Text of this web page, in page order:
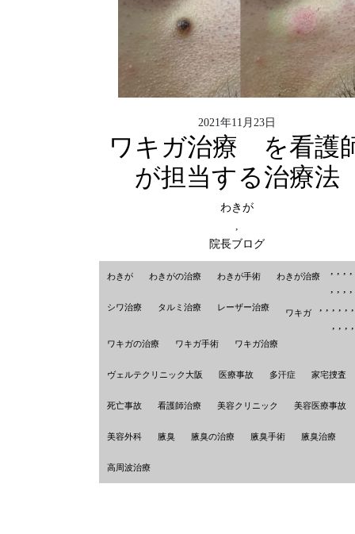
2021年11月23日
ワキガ治療 を看護
が担当する治療法
わきが
,
院長ブログ
わきが ,
わきがの治療 ,
わきが手術 ,
わきが治療 ,
シワ治療 タルミ治療 レーザー治療
,
ワキガ
,
ワキガの治療
,
ワキガ手術
,
ワキガ治療
ヴェルテクリニック大阪 医療事故
,
多汗症
,
家宅捜査
,
死亡事故
,
看護師治療
,
美容クリニック 美容医療事故
美容外科 腋臭
,
腋臭の治療
,
腋臭手術
,
腋臭治療
,
高周波治療